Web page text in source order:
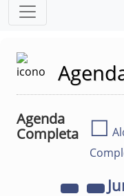
Agenda
Completa
☐